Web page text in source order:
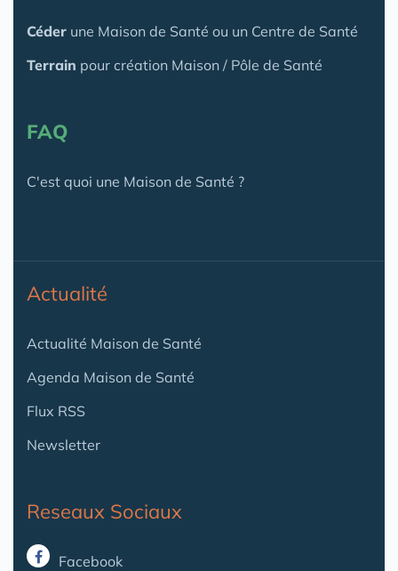
Céder une Maison de Santé ou un Centre de Santé
Terrain pour création Maison / Pôle de Santé
FAQ
C'est quoi une Maison de Santé ?
Actualité
Actualité Maison de Santé
Agenda Maison de Santé
Flux RSS
Newsletter
Reseaux Sociaux
Facebook